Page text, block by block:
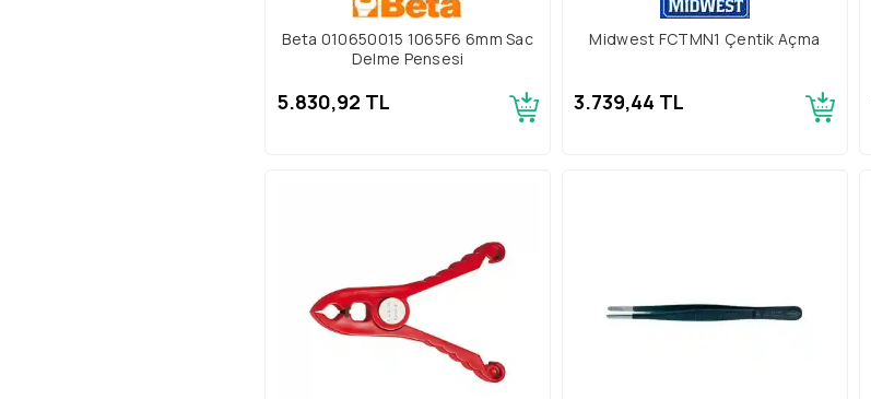
Beta 010650015 1065F6 6mm Sac
Delme Pensesi
5.830,92 TL
Midwest FCTMN1 Çentik Açma
3.739,44 TL